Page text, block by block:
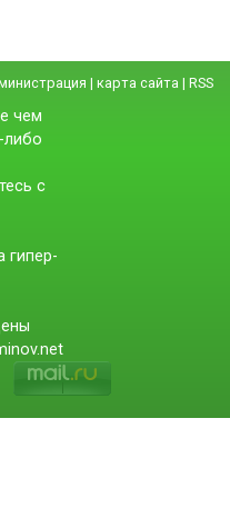
| карта сайта | RSS
чем
либо
с
гипер-